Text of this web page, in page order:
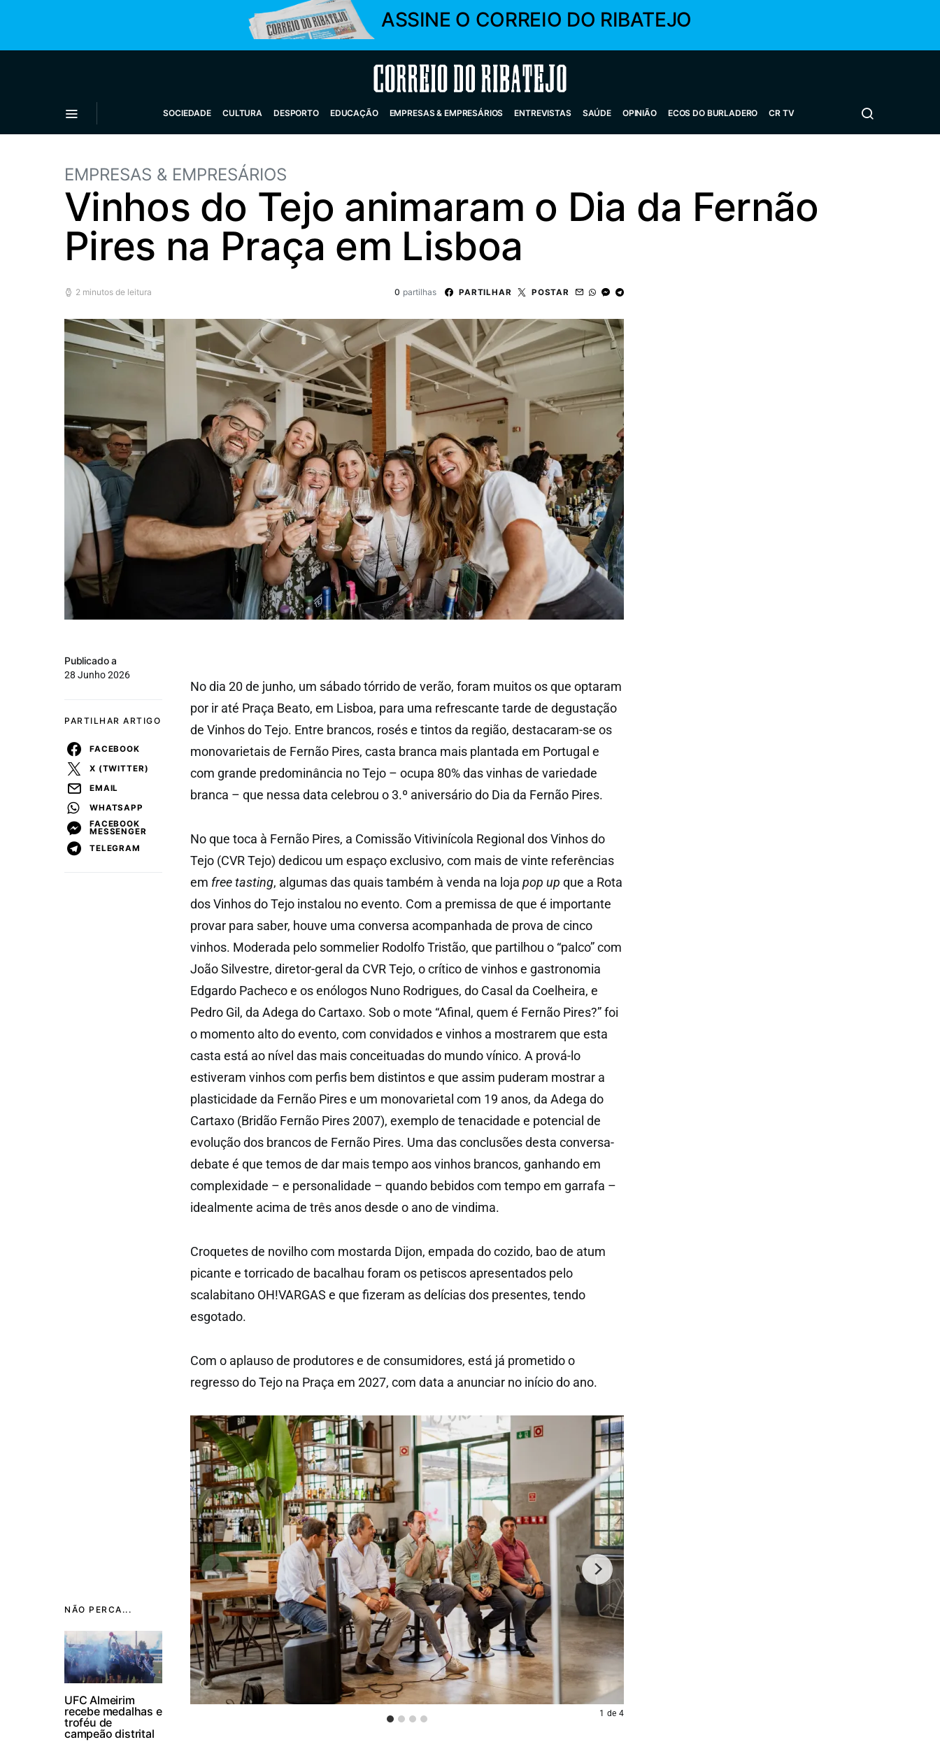
ASSINE O CORREIO DO RIBATEJO
Correio do Ribatejo
SOCIEDADE CULTURA DESPORTO EDUCAÇÃO EMPRESAS & EMPRESÁRIOS ENTREVISTAS SAÚDE OPINIÃO ECOS DO BURLADERO CR TV
EMPRESAS & EMPRESÁRIOS
Vinhos do Tejo animaram o Dia da Fernão
Pires na Praça em Lisboa
2 minutos de leitura 0 partilhas PARTILHAR POSTAR
NÃO PERCA...
UFC Almeirim
recebe medalhas e
troféu de
campeão distrital
Publicado a
28 Junho 2026
PARTILHAR ARTIGO
FACEBOOK
X (TWITTER)
EMAIL
WHATSAPP
FACEBOOK
MESSENGER
TELEGRAM
No dia 20 de junho, um sábado tórrido de verão, foram muitos os que optaram
por ir até Praça Beato, em Lisboa, para uma refrescante tarde de degustação
de Vinhos do Tejo. Entre brancos, rosés e tintos da região, destacaram-se os
monovarietais de Fernão Pires, casta branca mais plantada em Portugal e
com grande predominância no Tejo – ocupa 80% das vinhas de variedade
branca – que nessa data celebrou o 3.º aniversário do Dia da Fernão Pires.
No que toca à Fernão Pires, a Comissão Vitivinícola Regional dos Vinhos do
Tejo (CVR Tejo) dedicou um espaço exclusivo, com mais de vinte referências
em free tasting, algumas das quais também à venda na loja pop up que a Rota
dos Vinhos do Tejo instalou no evento. Com a premissa de que é importante
provar para saber, houve uma conversa acompanhada de prova de cinco
vinhos. Moderada pelo sommelier Rodolfo Tristão, que partilhou o “palco” com
João Silvestre, diretor-geral da CVR Tejo, o crítico de vinhos e gastronomia
Edgardo Pacheco e os enólogos Nuno Rodrigues, do Casal da Coelheira, e
Pedro Gil, da Adega do Cartaxo. Sob o mote “Afinal, quem é Fernão Pires?” foi
o momento alto do evento, com convidados e vinhos a mostrarem que esta
casta está ao nível das mais conceituadas do mundo vínico. A prová-lo
estiveram vinhos com perfis bem distintos e que assim puderam mostrar a
plasticidade da Fernão Pires e um monovarietal com 19 anos, da Adega do
Cartaxo (Bridão Fernão Pires 2007), exemplo de tenacidade e potencial de
evolução dos brancos de Fernão Pires. Uma das conclusões desta conversa-
debate é que temos de dar mais tempo aos vinhos brancos, ganhando em
complexidade – e personalidade – quando bebidos com tempo em garrafa –
idealmente acima de três anos desde o ano de vindima.
Croquetes de novilho com mostarda Dijon, empada do cozido, bao de atum
picante e torricado de bacalhau foram os petiscos apresentados pelo
scalabitano OH!VARGAS e que fizeram as delícias dos presentes, tendo
esgotado.
Com o aplauso de produtores e de consumidores, está já prometido o
regresso do Tejo na Praça em 2027, com data a anunciar no início do ano.
1 de 4